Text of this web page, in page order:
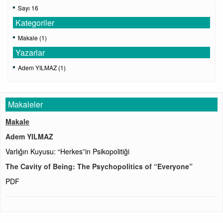
Sayı 16
Kategoriler
Makale (1)
Yazarlar
Adem YILMAZ (1)
Makaleler
Makale
Adem YILMAZ
Varlığın Kuyusu: “Herkes”in Psikopolitiği
The Cavity of Being: The Psychopolitics of “Everyone”
PDF